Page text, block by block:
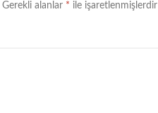
Gerekli alanlar * ile işaretlenmişlerdir